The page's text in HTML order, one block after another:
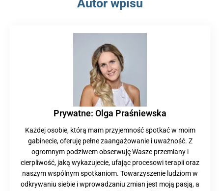
Autor wpisu
Prywatne: Olga Praśniewska
Każdej osobie, którą mam przyjemność spotkać w moim
gabinecie, oferuję pełne zaangażowanie i uważność. Z
ogromnym podziwem obserwuję Wasze przemiany i
cierpliwość, jaką wykazujecie, ufając procesowi terapii oraz
naszym wspólnym spotkaniom. Towarzyszenie ludziom w
odkrywaniu siebie i wprowadzaniu zmian jest moją pasją, a